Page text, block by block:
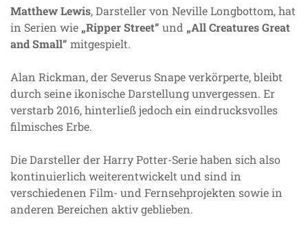
Matthew Lewis, Darsteller von Neville Longbottom, hat
in Serien wie „Ripper Street“ und „All Creatures Great
and Small“ mitgespielt.
Alan Rickman, der Severus Snape verkörperte, bleibt
durch seine ikonische Darstellung unvergessen. Er
verstarb 2016, hinterließ jedoch ein eindrucksvolles
filmisches Erbe.
Die Darsteller der Harry Potter-Serie haben sich also
kontinuierlich weiterentwickelt und sind in
verschiedenen Film- und Fernsehprojekten sowie in
anderen Bereichen aktiv geblieben.